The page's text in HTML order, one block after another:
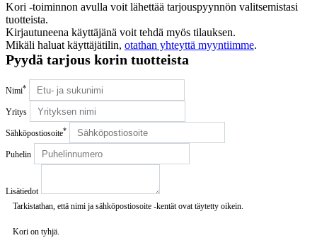
Kori -toiminnon avulla voit lähettää tarjouspyynnön valitsemistasi
tuotteista.
Kirjautuneena käyttäjänä voit tehdä myös tilauksen.
Mikäli haluat käyttäjätilin, otathan yhteyttä myyntiimme.
Pyydä tarjous korin tuotteista
Nimi*
Yritys
Sähköpostiosoite*
Puhelin
Lisätiedot
Tarkistathan, että nimi ja sähköpostiosoite -kentät ovat täytetty oikein.
Kori on tyhjä.